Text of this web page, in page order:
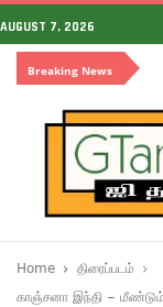
AUGUST 7, 2026
Breaking News
Home
திரைப்படம்
காஞ்சனா இந்தி –